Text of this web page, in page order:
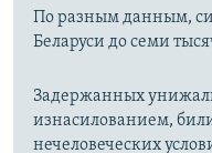
По разным данным,
Беларуси до семи
Задержанных
изнасилованием,
нечеловеческих